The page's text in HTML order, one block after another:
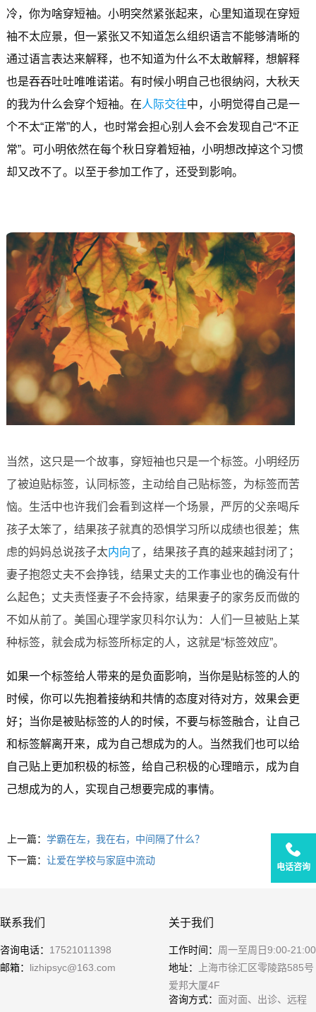
冷，你为啥穿短袖。小明突然紧张起来，心里知道现在穿短
袖不太应景，但一紧张又不知道怎么组织语言不能够清晰的
通过语言表达来解释，也不知道为什么不太敢解释，想解释
也是吞吞吐吐唯唯诺诺。有时候小明自己也很纳闷，大秋天
的我为什么会穿个短袖。在人际交往中，小明觉得自己是一
个不太“正常”的人，也时常会担心别人会不会发现自己“不正
常”。可小明依然在每个秋日穿着短袖，小明想改掉这个习惯
却又改不了。以至于参加工作了，还受到影响。
当然，这只是一个故事，穿短袖也只是一个标签。小明经历
了被迫贴标签，认同标签，主动给自己贴标签，为标签而苦
恼。生活中也许我们会看到这样一个场景，严厉的父亲喝斥
孩子太笨了，结果孩子就真的恐惧学习所以成绩也很差；焦
虑的妈妈总说孩子太内向了，结果孩子真的越来越封闭了；
妻子抱怨丈夫不会挣钱，结果丈夫的工作事业也的确没有什
么起色；丈夫责怪妻子不会持家，结果妻子的家务反而做的
不如从前了。美国心理学家贝科尔认为：人们一旦被贴上某
种标签，就会成为标签所标定的人，这就是“标签效应”。
如果一个标签给人带来的是负面影响，当你是贴标签的人的
时候，你可以先抱着接纳和共情的态度对待对方，效果会更
好；当你是被贴标签的人的时候，不要与标签融合，让自己
和标签解离开来，成为自己想成为的人。当然我们也可以给
自己贴上更加积极的标签，给自己积极的心理暗示，成为自
己想成为的人，实现自己想要完成的事情。
上一篇： 学霸在左，我在右，中间隔了什么？
下一篇： 让爱在学校与家庭中流动
联系我们
咨询电话： 17521011398
邮箱： lizhipsyc@163.com
关于我们
工作时间： 周一至周日9:00-21:00
地址：
上海市徐汇区零陵路585号
爱邦大厦4F
咨询方式： 面对面、出诊、远程
电话咨询